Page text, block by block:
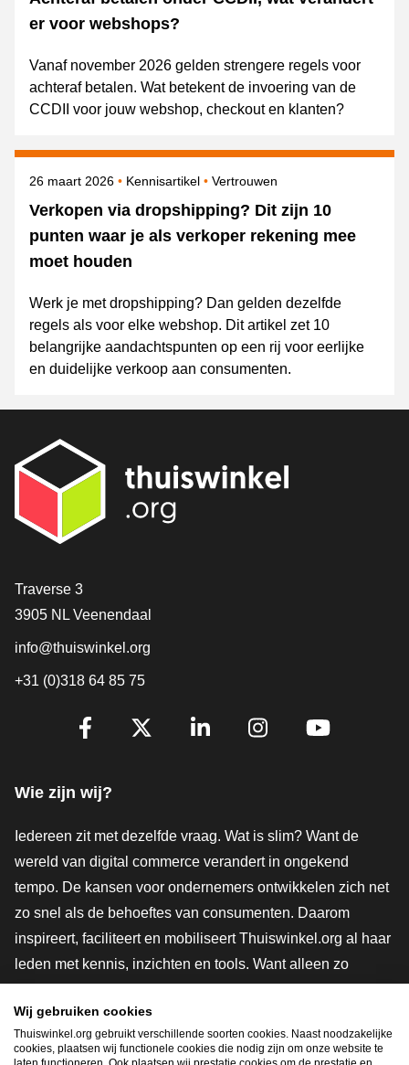
er voor webshops?
Vanaf november 2026 gelden strengere regels voor
achteraf betalen. Wat betekent de invoering van de
CCDII voor jouw webshop, checkout en klanten?
Verkopen via dropshipping? Dit zijn 10
punten waar je als verkoper rekening mee
moet houden
Gepubliceerd op
26 maart 2026 Kennisartikel Onderwerpen
Vertrouwen
Werk je met dropshipping? Dan gelden dezelfde
regels als voor elke webshop. Dit artikel zet 10
belangrijke aandachtspunten op een rij voor eerlijke
en duidelijke verkoop aan consumenten.
Contact
Traverse 3
3905 NL Veenendaal
info@thuiswinkel.org
+31 (0)318 64 85 75
Volg je ons al?
Wie zijn wij?
Iedereen zit met dezelfde vraag. Wat is slim? Want de
wereld van digital commerce verandert in ongekend
tempo. De kansen voor ondernemers ontwikkelen zich net
zo snel als de behoeftes van consumenten. Daarom
inspireert, faciliteert en mobiliseert Thuiswinkel.org al haar
leden met kennis, inzichten en tools. Want alleen zo
innovatievere toekomst. Dus groei ook mee en maak
shoppen slimmer.
Wij gebruiken cookies
Thuiswinkel.org gebruikt verschillende soorten cookies. Naast noodzakelijke
cookies, plaatsen wij functionele cookies die nodig zijn om onze website te